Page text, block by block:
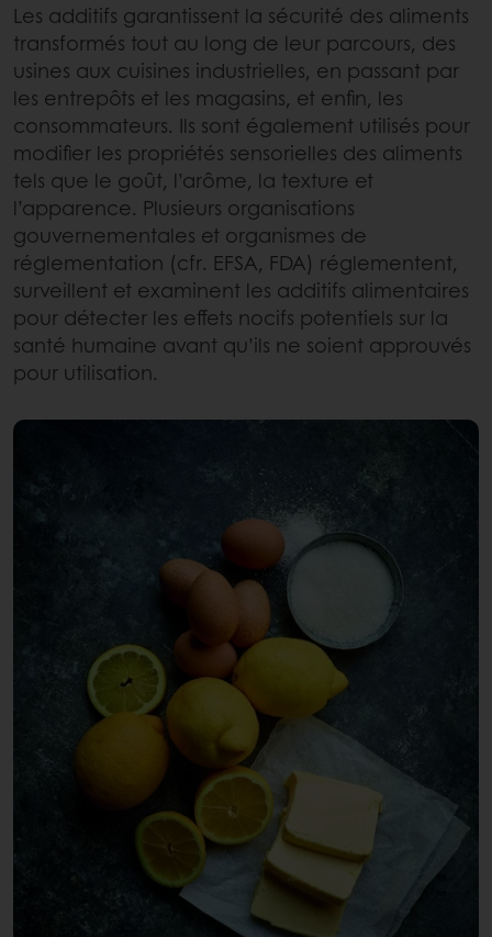
Les additifs garantissent la sécurité des aliments
transformés tout au long de leur parcours, des
usines aux cuisines industrielles, en passant par
les entrepôts et les magasins, et enfin, les
consommateurs. Ils sont également utilisés pour
modifier les propriétés sensorielles des aliments
tels que le goût, l’arôme, la texture et
l’apparence. Plusieurs organisations
gouvernementales et organismes de
réglementation (cfr. EFSA, FDA) réglementent,
surveillent et examinent les additifs alimentaires
pour détecter les effets nocifs potentiels sur la
santé humaine avant qu’ils ne soient approuvés
pour utilisation.